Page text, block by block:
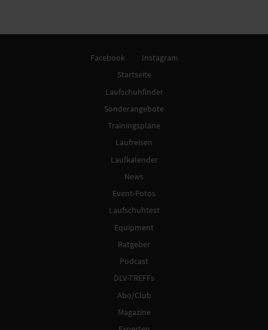
Facebook
Instagram
Startseite
Laufschuhfinder
Sonderangebote
Trainingspläne
Laufreisen
Laufkalender
News
Event-Fotos
Laufschuhtest
Equipment
Ratgeber
Podcast
DLV-TREFFs
Abo/Club
Magazine